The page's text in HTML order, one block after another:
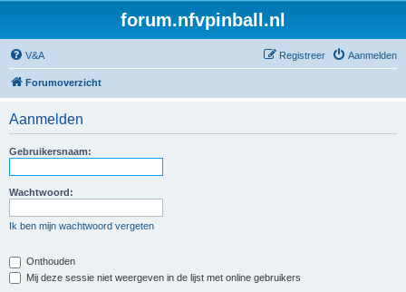
forum.nfvpinball.nl
V&A Aanmelden
Registreer
Forumoverzicht
Aanmelden
Gebruikersnaam:
Wachtwoord:
Ik ben mijn wachtwoord vergeten
Onthouden
Mij deze sessie niet weergeven in de lijst met online gebruikers